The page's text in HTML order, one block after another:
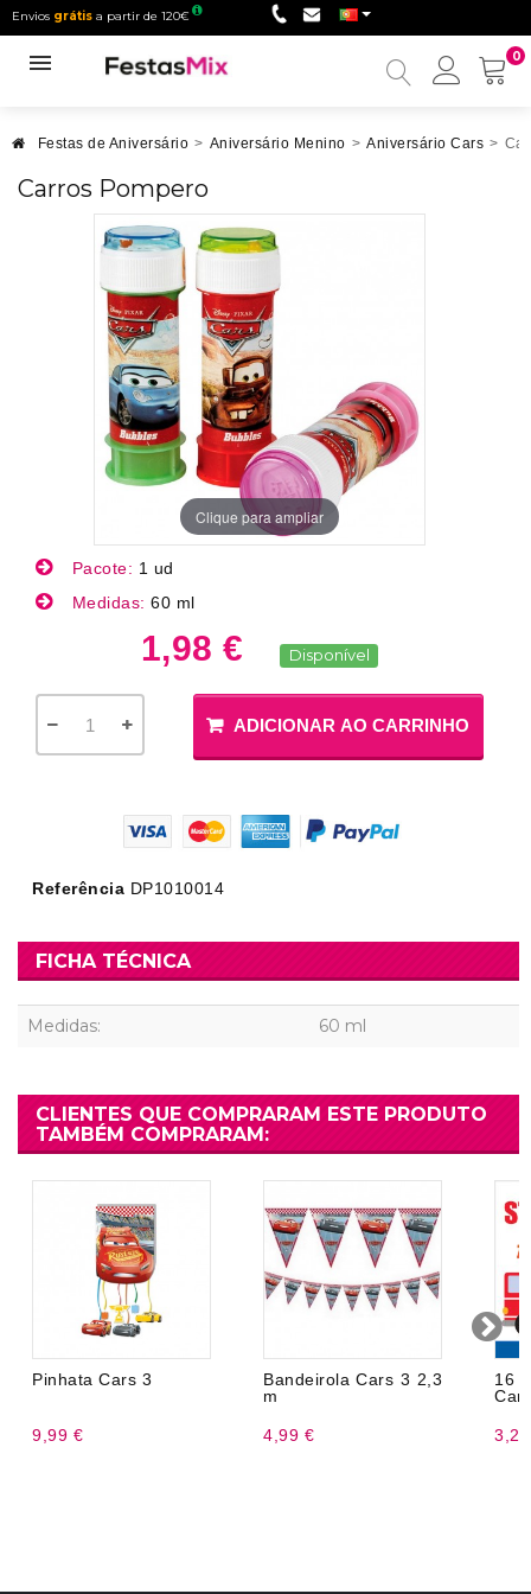
Envios grátis a partir de 120€
0
Minha
Festas de Aniversário > Aniversário Menino > Aniversário Cars >
Carros Pompero
Clique para ampliar
Pacote: 1 ud
Medidas: 60 ml
1,98 € Disponível
ADICIONAR AO CARRINHO
Referência DP1010014
FICHA TÉCNICA
Medidas: 60 ml
CLIENTES QUE COMPRARAM ESTE PRODUTO
TAMBÉM COMPRARAM:
Pinhata Cars 3
9,99 €
Bandeirola Cars 3 2,3
m
4,99 €
16